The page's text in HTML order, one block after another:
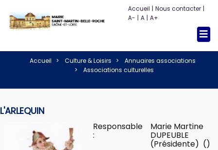
Accueil | Nous contacter |
A- | A | A+
Accueil Culture & Loisirs
Annuaires associations
Associations culturelles
L'ARLEQUIN
Responsable
:
Marie Martine
DUPEUBLE
(Présidente) ()